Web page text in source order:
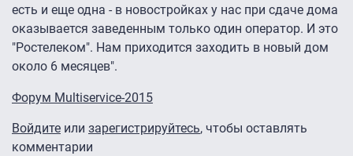
есть и еще одна - в новостройках у нас при сдаче дома
оказывается заведенным только один оператор. И это
"Ростелеком". Нам приходится заходить в новый дом
около 6 месяцев".
Форум Multiservice-2015
Войдите или зарегистрируйтесь, чтобы оставлять
комментарии